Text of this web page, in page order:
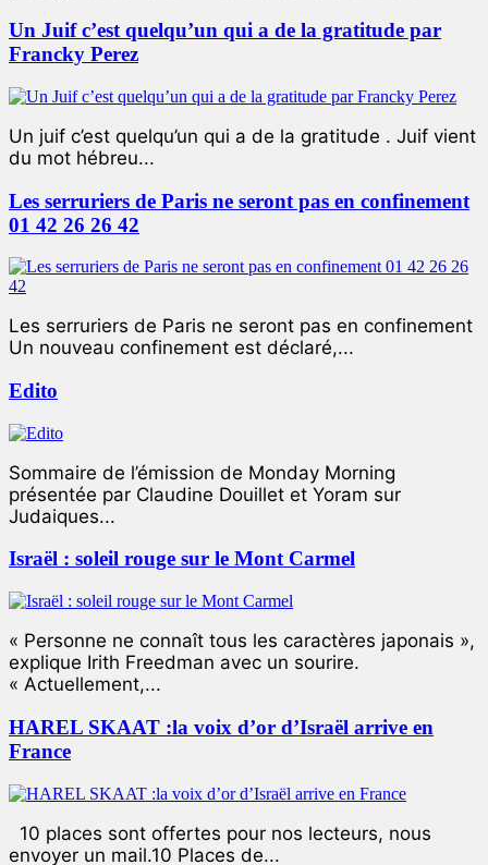
Un Juif c’est quelqu’un qui a de la gratitude par
Francky Perez
Un juif c’est quelqu’un qui a de la gratitude . Juif vient
du mot hébreu...
Les serruriers de Paris ne seront pas en confinement
01 42 26 26 42
Les serruriers de Paris ne seront pas en confinement
Un nouveau confinement est déclaré,...
Edito
Sommaire de l’émission de Monday Morning
présentée par Claudine Douillet et Yoram sur
Judaiques...
Israël : soleil rouge sur le Mont Carmel
« Personne ne connaît tous les caractères japonais »,
explique Irith Freedman avec un sourire.
« Actuellement,...
HAREL SKAAT :la voix d’or d’Israël arrive en
France
10 places sont offertes pour nos lecteurs, nous
envoyer un mail.10 Places de...